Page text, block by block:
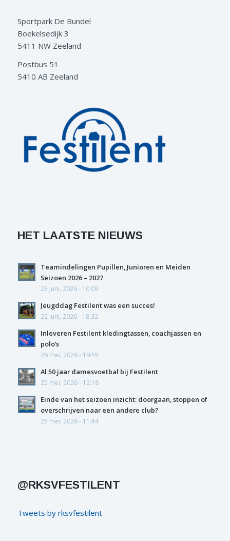
Sportpark De Bundel
Boekelsedijk 3
5411 NW Zeeland
Postbus 51
5410 AB Zeeland
HET LAATSTE NIEUWS
Teamindelingen Pupillen, Junioren en Meiden
Seizoen 2026 – 2027
23 juni, 2026 - 10:09
Jeugddag Festilent was een succes!
22 juni, 2026 - 18:32
Inleveren Festilent kledingtassen, coachjassen en
polo’s
26 mei, 2026 - 19:55
Al 50 jaar damesvoetbal bij Festilent
25 mei, 2026 - 12:18
Einde van het seizoen inzicht: doorgaan, stoppen of
overschrijven naar een andere club?
25 mei, 2026 - 11:44
@RKSVFESTILENT
Tweets by rksvfestilent